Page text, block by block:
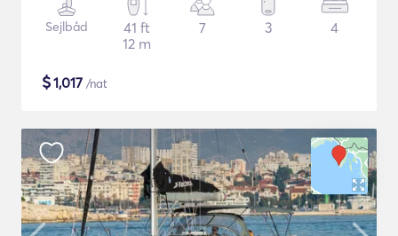
Sejlbåd
41 ft
12 m
7 3 4
$1,017 /nat